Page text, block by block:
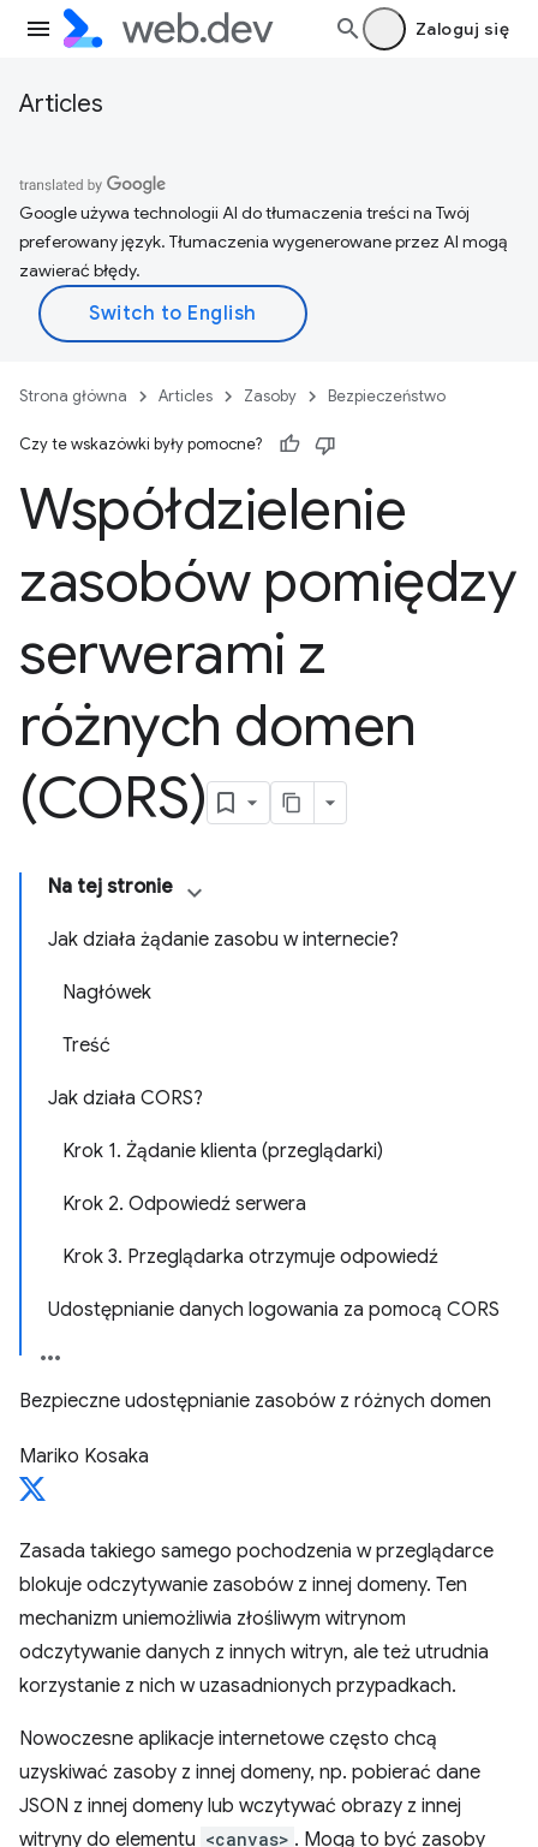
Zaloguj się
Articles
Google używa technologii AI do tłumaczenia treści na Twój
preferowany język. Tłumaczenia wygenerowane przez AI mogą
zawierać błędy.
Strona główna Articles Zasoby Bezpieczeństwo
Czy te wskazówki były pomocne?
Współdzielenie
zasobów pomiędzy
serwerami z
różnych domen
(CORS)
Na tej stronie
Jak działa żądanie zasobu w internecie?
Nagłówek
Treść
Jak działa CORS?
Krok 1. Żądanie klienta (przeglądarki)
Krok 2. Odpowiedź serwera
Krok 3. Przeglądarka otrzymuje odpowiedź
Udostępnianie danych logowania za pomocą CORS
Bezpieczne udostępnianie zasobów z różnych domen
Mariko Kosaka
Zasada takiego samego pochodzenia w przeglądarce
blokuje odczytywanie zasobów z innej domeny. Ten
mechanizm uniemożliwia złośliwym witrynom
odczytywanie danych z innych witryn, ale też utrudnia
korzystanie z nich w uzasadnionych przypadkach.
Nowoczesne aplikacje internetowe często chcą
uzyskiwać zasoby z innej domeny, np. pobierać dane
JSON z innej domeny lub wczytywać obrazy z innej
witryny do elementu <canvas> . Mogą to być zasoby